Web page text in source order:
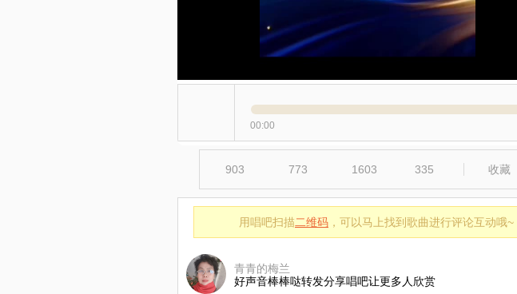
00:00
903 773 1603 335 收藏
用唱吧扫描二维码 ，可以马上找到歌曲进行评论互动哦~
青青的梅兰
好声音棒棒哒转发分享唱吧让更多人欣赏